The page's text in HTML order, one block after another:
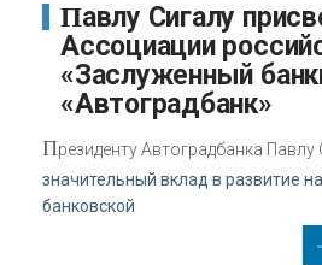
Павлу Сигалу присвоено звание
Ассоциации
«Заслуженный
«Автоградбанк»
Президенту Автоградбанка Павлу
значительный вклад в развитие
банковской